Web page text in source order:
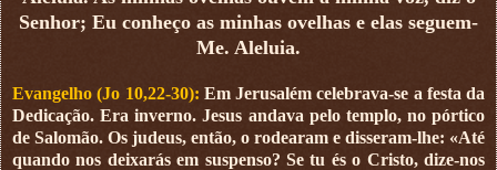
Senhor; Eu conheço as minhas ovelhas e elas seguem-
Me. Aleluia.
Evangelho (Jo 10,22-30): Em Jerusalém celebrava-se a festa da
Dedicação. Era inverno. Jesus andava pelo templo, no pórtico
de Salomão. Os judeus, então, o rodearam e disseram-lhe: «Até
quando nos deixarás em suspenso? Se tu és o Cristo, dize-nos